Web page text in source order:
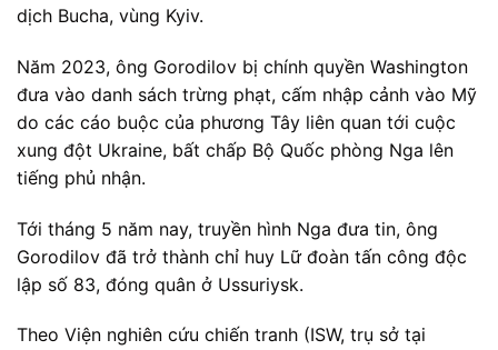
dịch Bucha, vùng Kyiv.
Năm 2023, ông Gorodilov bị chính quyền Washington
đưa vào danh sách trừng phạt, cấm nhập cảnh vào Mỹ
do các cáo buộc của phương Tây liên quan tới cuộc
xung đột Ukraine, bất chấp Bộ Quốc phòng Nga lên
tiếng phủ nhận.
Tới tháng 5 năm nay, truyền hình Nga đưa tin, ông
Gorodilov đã trở thành chỉ huy Lữ đoàn tấn công độc
lập số 83, đóng quân ở Ussuriysk.
Theo Viện nghiên cứu chiến tranh (ISW, trụ sở tại